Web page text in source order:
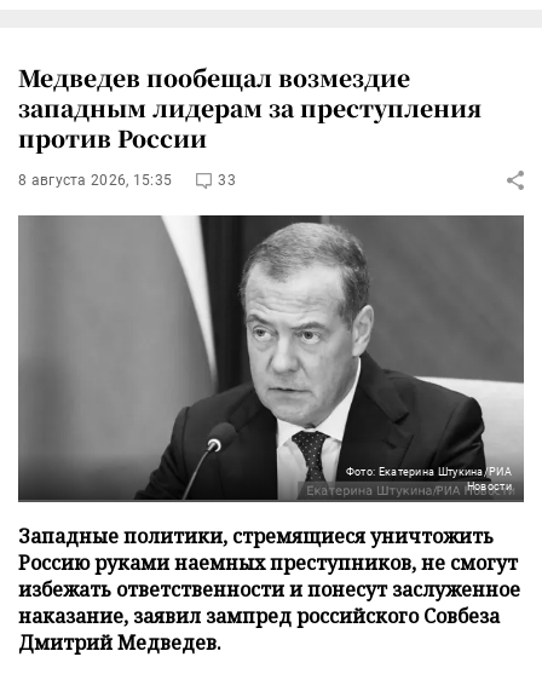
Медведев пообещал возмездие
западным лидерам за преступления
против России
8 августа 2026, 15:35 33
Фото: Екатерина Штукина/РИА
Новости
Западные политики, стремящиеся уничтожить
Россию руками наемных преступников, не смогут
избежать ответственности и понесут заслуженное
наказание, заявил зампред российского Совбеза
Дмитрий Медведев.